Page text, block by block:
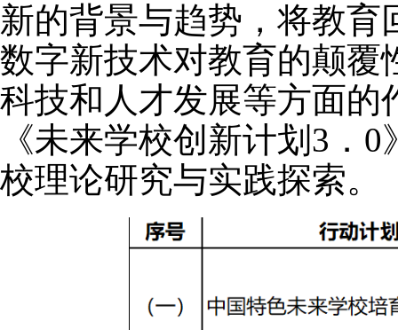
新的背景与趋势，将教
数字新技术对教育的颠覆
科技和人才发展等方面的
《未来学校创新计划3．
校理论研究与实践探索。